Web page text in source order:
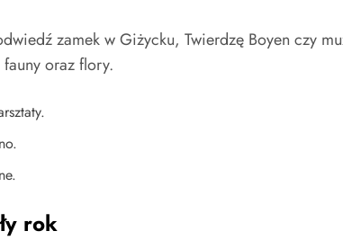
zamek w Giżycku, Twierdzę Boyen czy
oraz flory.
rok